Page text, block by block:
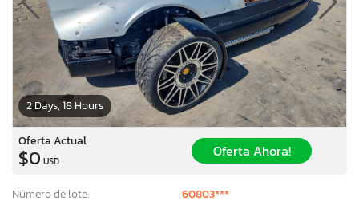
2 Days, 18 Hours
Oferta Actual
$0 USD
Oferta Ahora!
Número de lote:
60803***